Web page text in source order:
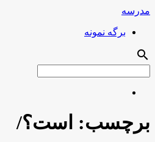
مدرسه
برگه نمونه
search
برچسب: است؟/